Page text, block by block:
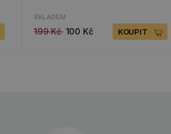
SKLADEM
199 Kč 100 Kč KOUPIT